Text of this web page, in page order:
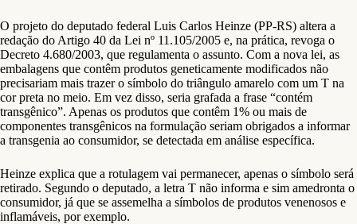
O projeto do deputado federal Luis Carlos Heinze (PP-RS) altera a
redação do Artigo 40 da Lei nº 11.105/2005 e, na prática, revoga o
Decreto 4.680/2003, que regulamenta o assunto. Com a nova lei, as
embalagens que contêm produtos geneticamente modificados não
precisariam mais trazer o símbolo do triângulo amarelo com um T na
cor preta no meio. Em vez disso, seria grafada a frase “contém
transgênico”. Apenas os produtos que contêm 1% ou mais de
componentes transgênicos na formulação seriam obrigados a informar
a transgenia ao consumidor, se detectada em análise específica.
Heinze explica que a rotulagem vai permanecer, apenas o símbolo será
retirado. Segundo o deputado, a letra T não informa e sim amedronta o
consumidor, já que se assemelha a símbolos de produtos venenosos e
inflamáveis, por exemplo.